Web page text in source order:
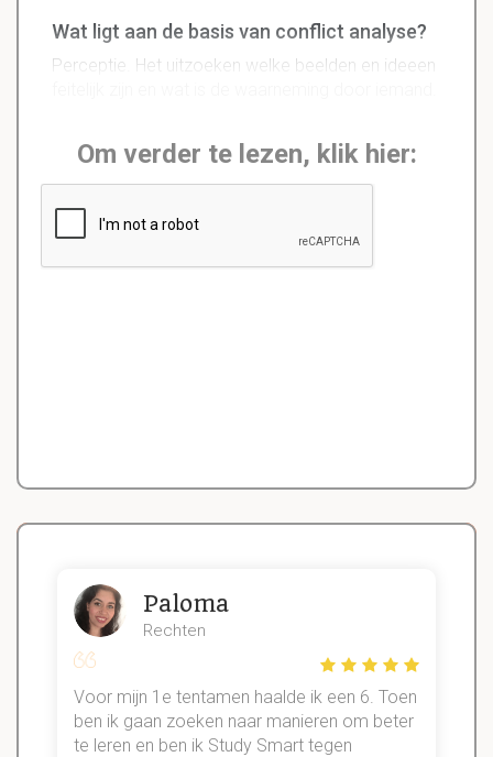
Wat ligt aan de basis van conflict analyse?
Perceptie. Het uitzoeken welke beelden en ideeen
Om verder te lezen, klik hier:
Paloma
Rechten
Voor mijn 1e tentamen haalde ik een 6. Toen
ben ik gaan zoeken naar manieren om beter
te leren en ben ik Study Smart tegen